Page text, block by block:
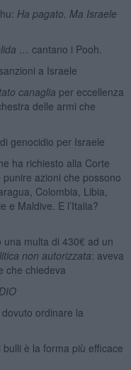
Ha pagato. Ma Israele
… cantano i Pooh.
a Israele
canaglia per eccellenza
delle armi che
genocidio per Israele
ha richiesto alla Corte
azioni che possono
Colombia, Libia,
e Maldive. E l’Italia?
multa di 430€ ad un
non autorizzata: aveva
che chiedeva
ordinare la
è la forma più efficace